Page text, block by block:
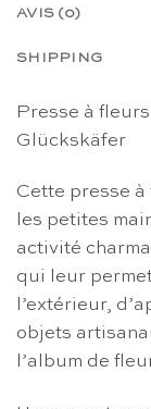
AVIS (0)
SHIPPING
Presse à
Glückskäfer
Cette presse
les petites
activité
qui leur
l’extérieur,
objets
l’album de